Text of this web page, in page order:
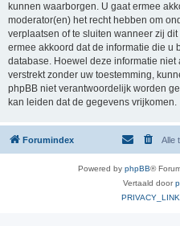
kunnen waarborgen. U gaat ermee
moderator(en) het recht hebben om
verplaatsen of te sluiten wanneer zij
ermee akkoord dat de informatie die u
database. Hoewel deze informatie
verstrekt zonder uw toestemming,
phpBB niet verantwoordelijk worden
kan leiden dat de gegevens vrijkomen.
Forumindex Alle
Powered by phpBB®
Vertaald door
PRIVACY_LINK